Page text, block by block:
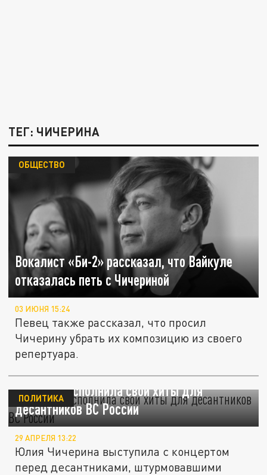
ТЕГ: ЧИЧЕРИНА
Вокалист «Би-2» рассказал, что Вайкуле
отказалась петь с Чичериной
ОБЩЕСТВО
03 ИЮНЯ 15:24
Певец также рассказал, что просил
Чичерину убрать их композицию из своего
репертуара.
Чичерина исполнила свои хиты для
десантников ВС России
ПОЛИТИКА
29 АПРЕЛЯ 13:22
Юлия Чичерина выступила с концертом
перед десантниками, штурмовавшими